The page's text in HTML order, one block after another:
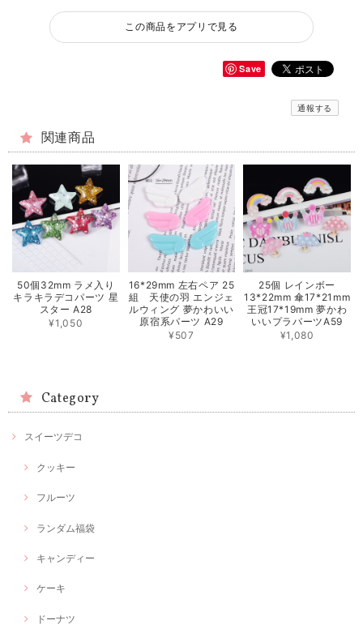
この商品をアプリで見る
Save
通報する
関連商品
50個32mm ラメ入り
キラキラデコパーツ 星
スター A28
¥1,050
16*29mm 左右ペア 25
組 天使の羽 エンジェ
ルウィング 夢かわいい
原宿系パーツ A29
¥507
25個 レインボー
13*22mm 傘17*21mm
王冠17*19mm 夢かわ
いいプラパーツA59
¥1,080
Category
スイーツデコ
クッキー
フルーツ
ランダム福袋
キャンディー
ケーキ
ドーナツ